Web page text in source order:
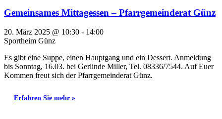
Gemeinsames Mittagessen – Pfarrgemeinderat Günz
20. März 2025 @ 10:30 - 14:00
Sportheim Günz
Es gibt eine Suppe, einen Hauptgang und ein Dessert. Anmeldung
bis Sonntag, 16.03. bei Gerlinde Miller, Tel. 08336/7544. Auf Euer
Kommen freut sich der Pfarrgemeinderat Günz.
Erfahren Sie mehr »